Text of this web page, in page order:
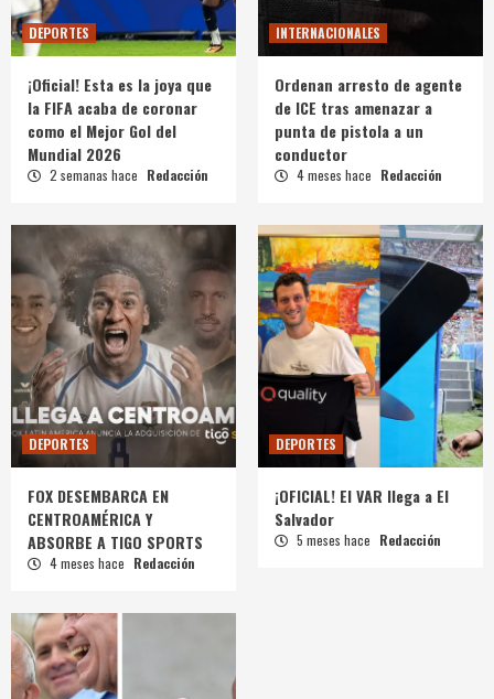
DEPORTES
¡Oficial! Esta es la joya que
la FIFA acaba de coronar
como el Mejor Gol del
Mundial 2026
2 semanas hace Redacción
INTERNACIONALES
Ordenan arresto de agente
de ICE tras amenazar a
punta de pistola a un
conductor
4 meses hace Redacción
DEPORTES
FOX DESEMBARCA EN
CENTROAMÉRICA Y
ABSORBE A TIGO SPORTS
4 meses hace Redacción
DEPORTES
¡OFICIAL! El VAR llega a El
Salvador
5 meses hace Redacción